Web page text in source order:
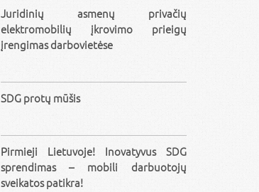
Juridinių asmenų privačių
elektromobilių įkrovimo prieigų
įrengimas darbovietėse
SDG protų mūšis
Pirmieji Lietuvoje! Inovatyvus SDG
sprendimas – mobili darbuotojų
sveikatos patikra!